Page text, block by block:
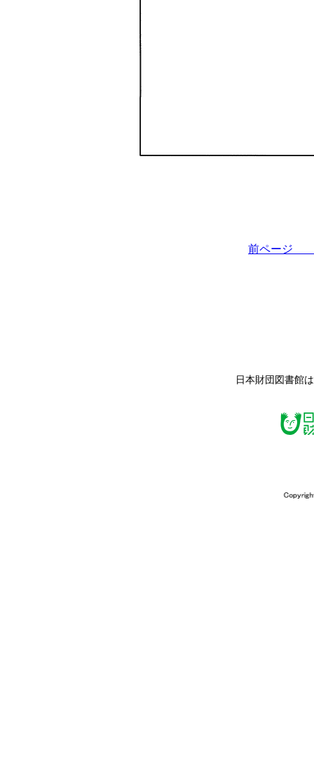
前ペー
日本財団図書館